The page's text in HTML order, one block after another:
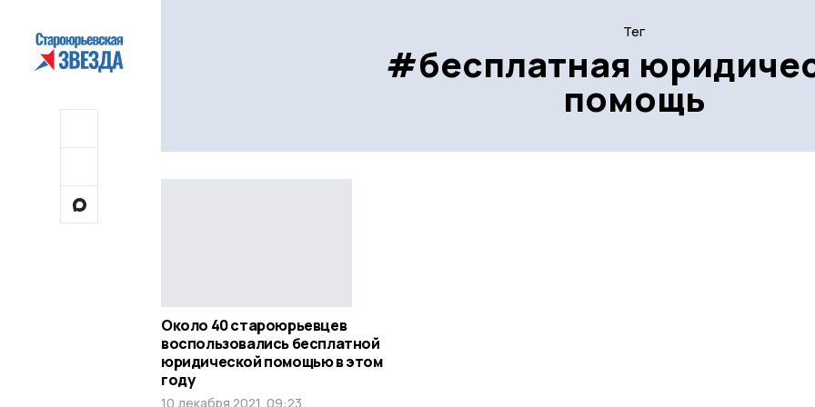
Тег
#бесплатная
помощь
Около 40 староюрьевцев
воспользовались бесплатной
юридической помощью в этом
году
10 декабря 2021, 09:23